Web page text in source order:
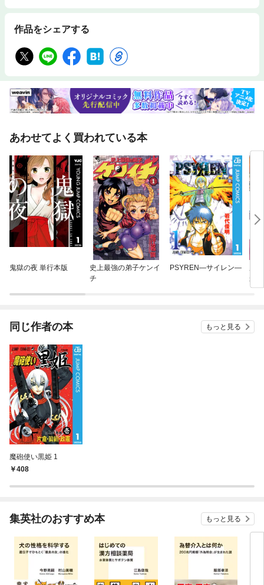
作品をシェアする
あわせてよく買われている本
鬼獄の夜 単行本版
史上最強の弟子ケンイ
チ
PSYREN—サイレン—
か
く
同じ作者の本 もっと見る
魔砲使い黒姫 1
408
集英社のおすすめ本 もっと見る